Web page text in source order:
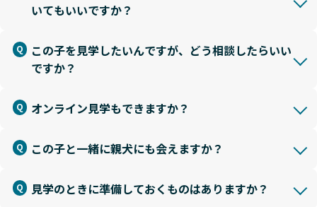
いてもいいですか？
この子を見学したいんですが、どう相談したらいい
ですか？
オンライン見学もできますか？
この子と一緒に親犬にも会えますか？
見学のときに準備しておくものはありますか？